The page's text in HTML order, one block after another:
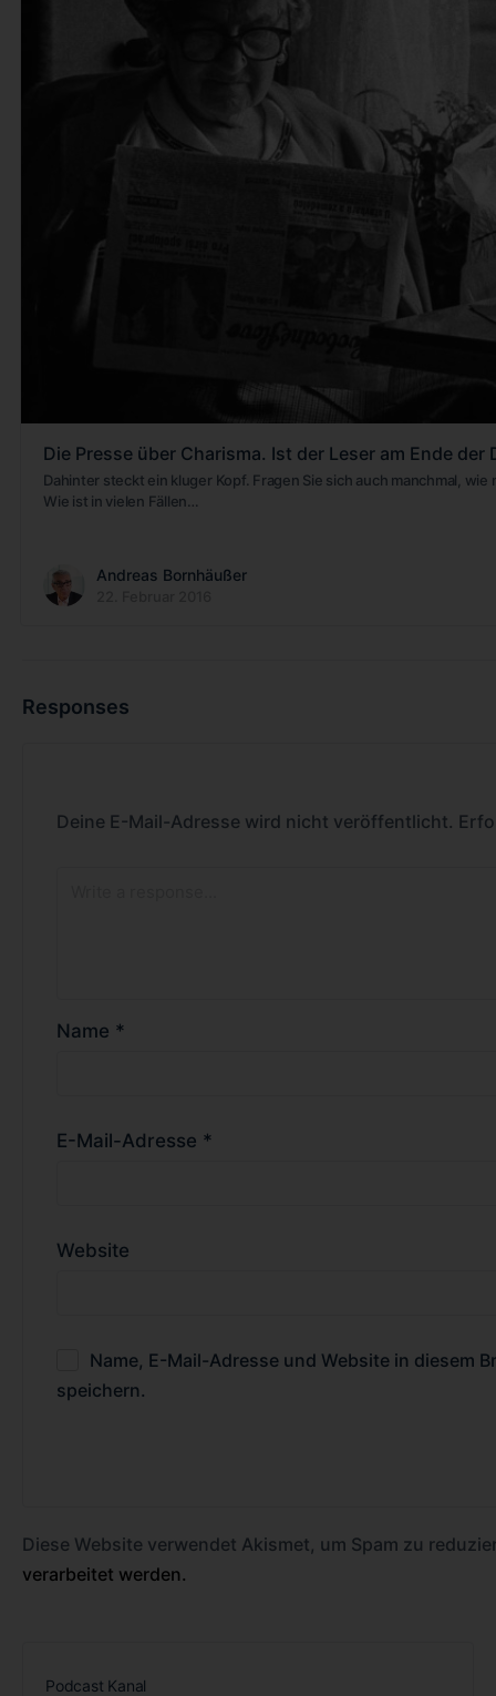
Die Presse über Charisma. Ist der Leser am Ende der
Dahinter steckt ein kluger Kopf. Fragen Sie sich auch manchmal,
Wie ist in vielen Fällen…
Andreas Bornhäußer
Responses
Deine E-Mail-Adresse wird nicht veröffentlicht.
Name *
E-Mail-Adresse *
Website
Name, E-Mail-Adresse und Website in diesem
speichern.
Diese Website verwendet Akismet, um Spam zu
verarbeitet werden.
Podcast Kanal